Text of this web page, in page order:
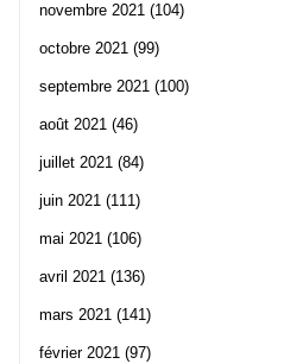
novembre 2021 (104)
octobre 2021 (99)
septembre 2021 (100)
août 2021 (46)
juillet 2021 (84)
juin 2021 (111)
mai 2021 (106)
avril 2021 (136)
mars 2021 (141)
février 2021 (97)